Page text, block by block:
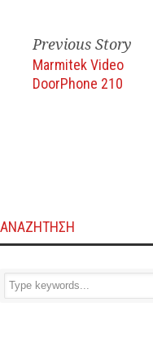
Previous Story
Marmitek Video
DoorPhone 210
ΑΝΑΖΗΤΗΣΗ